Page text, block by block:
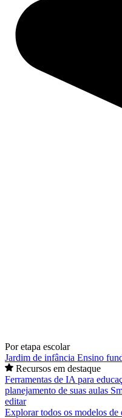
Por etapa escolar
Jardim de infância Ensino
Recursos em destaque
Ferramentas de IA para
planejamento de suas aulas
editar
Explorar todos os modelos de